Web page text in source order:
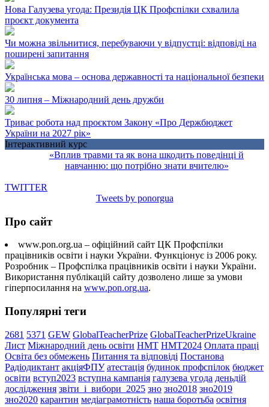
Нова Галузева угода: Президія ЦК Профспілки схвалила
проєкт документа
Чи можна звільнитися, перебуваючи у відпустці: відповіді на
поширені запитання
Українська мова – основа державності та національної безпеки
30 липня – Міжнародний день дружби
Триває робота над проєктом Закону «Про Держбюджет
України на 2027 рік»
Інтерактивний курс
«Вплив травми та як вона шкодить поведінці й
навчанню: що потрібно знати вчителю»
TWITTER
Tweets by ponorgua
Про сайт
www.pon.org.ua – офіційний сайт ЦК Профспілки
працівників освіти і науки України. Функціонує із 2006 року.
Розробник – Профспілка працівників освіти і науки України.
Використання публікацій сайту дозволено лише за умови
гіперпосилання на www.pon.org.ua.
Популярні теги
2681 5371 GEW GlobalTeacherPrize GlobalTeacherPrizeUkraine
Лист Міжнародний день освіти НМТ НМТ2024 Оплата праці
Освіта без обмежень Питання та відповіді Постанова
Радіодиктант акціяФПУ атестація будинок профспілок бюджет
освіти вступ2023 вступна кампанія галузева угода деньдій
дослідження звіти_і_вибори_2025 зно зно2018 зно2019
зно2020 карантин медіаграмотність наша боротьба освітня